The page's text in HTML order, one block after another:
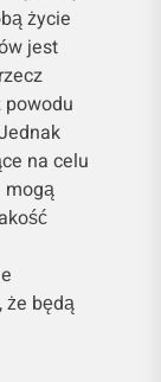
życie
jest
powodu
na celu
mogą
że będą